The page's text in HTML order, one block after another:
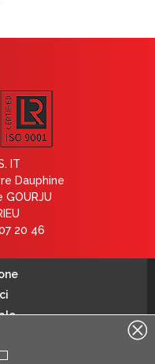
IT
Dauphine
GOURJU
20 46